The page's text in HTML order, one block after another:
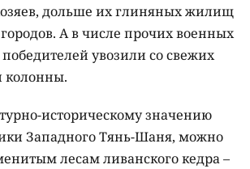
дольше их глиняных жилищ
А в числе прочих военных
увозили со свежих
колонны.
историческому значению
Западного Тянь-Шаня, можно
лесам ливанского кедра –